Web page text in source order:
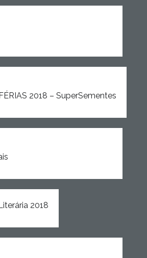
2018 – SuperSementes
2018